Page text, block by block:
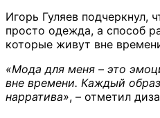
Игорь Гуляев подчеркнул,
просто одежда, а способ
которые живут вне
«Мода для меня – это
вне времени. Каждый
нарратива», – отметил